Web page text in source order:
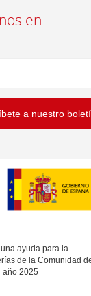
en
a nuestro
ayuda para la
de la Comunidad
año 2025